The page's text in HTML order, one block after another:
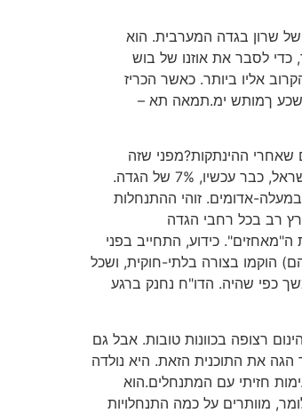
של שרון בגדה המערבית. הוא
כדי לסבר את אוזנו של בוש
אליו ביותר. כאשר הכריז
וייסגלס, בשעתו, שאחרי ההינתקות ישים שרון את תהליך-השלום "בפורמלין", הוא אמר – באופן יוצא-דופן ‏‭–‮ ‬את‮ ‬האמת.מי שתומך עכשיו בשרון, תומך בפועל גם
ההינתקות?מפני שזה
בהחלט איננו רק עניין של עתיד! זה עניין של ההווה. בשעת כתיבת שורות אלה שרון ממשיך לבנות את חומת-ההפרדה, המספחת לישראל, כבר עכשיו, 7% של הגדה.
רק השבוע נמסר שהוא ניגש להקים 3500 יחידות-דיור חדשות במעלה-אדומים. זוהי ההתנחלות
רב בכל רחבי הגדה
כידוע, התחייב בפני
המאחזים האלה (וקודמיהם) הוקמו בצורה בלתי-חוקית, ושכל
כפי שהיה. הדו"ח נחנק ברגע
רצופה בכוונות טובות. אבל גם
הגה את התוכנית הזאת. היא נולדה
חזיתי עם המתנחלים.הוא
מוותרים על כמה התנחלויות